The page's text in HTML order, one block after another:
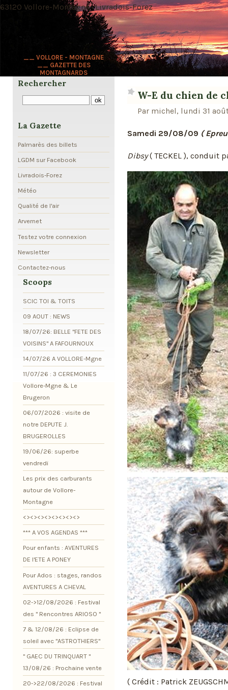
__ VOLLORE - MONTAGNE
__ GAZETTE DES
MONTAGNARDS
63120 Vollore-Montagne · Livradois-Forez
W-E du chien de
Par michel, lundi 31
Samedi 29/08/09 (
Dibsy( TECKEL ), conduit
( Crédit : Patrick
Rechercher
La Gazette
Palmarès des billets
LGDM sur Facebook
Livradois-Forez
Météo
Qualité de l'air
Arvernet
Testez votre connexion
Newsletter
Contactez-nous
Scoops
SCIC TOI & TOITS
09 AOUT : NEWS
18/07/26: BELLE "FETE DES
VOISINS" A FAFOURNOUX
14/07/26 A VOLLORE-Mgne
11/07/26 : 3 CEREMONIES
Vollore-Mgne & Le
Brugeron
06/07/2026 : visite de
notre DEPUTE J.
BRUGEROLLES
19/06/26: superbe
vendredi
Les prix des carburants
autour de Vollore-
Montagne
<><><><><><><><>
*** A VOS AGENDAS ***
Pour enfants : AVENTURES
DE l'ETE A PONEY
Pour Ados : stages, randos
AVENTURES A CHEVAL
02->12/08/2026 : Festival
des " Rencontres ARIOSO "
7 & 12/08/26 : Eclipse de
soleil avec "ASTROTHIERS"
" GAEC DU TRINQUART "
13/08/26 : Prochaine vente
20->22/08/2026 : Festival